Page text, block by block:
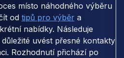
místo náhodného výběru
od tipů pro výběr a
nabídky. Následuje
uvést přesné kontakty
Rozhodnutí přichází po